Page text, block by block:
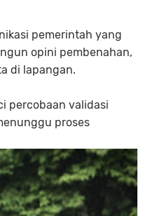
pemerintah yang
opini pembenahan,
di lapangan.
percobaan validasi
proses